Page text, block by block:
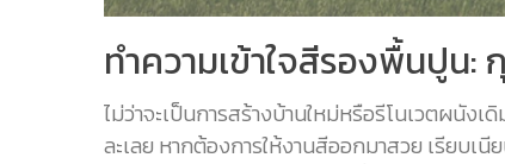
ทำความเข้าใจสีรองพื้นปูน
ไม่ว่าจะเป็นการสร้างบ้านใหม่หรือรีโนเวตผนัง
ละเลย หากต้องการให้งานสีออกมาสวย เรียบเ